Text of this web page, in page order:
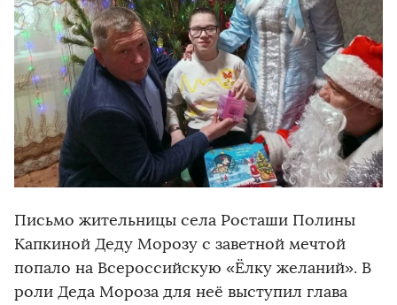
Письмо жительницы села Росташи Полины
Капкиной Деду Морозу с заветной мечтой
попало на Всероссийскую «Ёлку желаний». В
роли Деда Мороза для неё выступил глава